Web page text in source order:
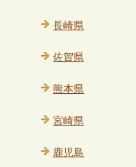
長崎県
佐賀県
熊本県
宮崎県
鹿児島